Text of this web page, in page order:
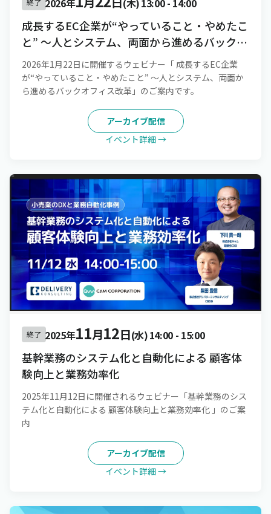
2026年 (木)13:00- 14:00
成長するEC企業が“やっていること・やめたこ
と” 〜人とシステム、両面から進めるバックオ
フィス改革
2026年1月22日に開催するウェビナー「 成長するEC企業
が“やっていること・やめたこと” 〜人とシステム、両面か
ら進めるバックオフィス改革」のご案内です。
アーカイブ配信
イベント詳細 →
終了 2025年11月12日(水)14:00- 15:00
基幹業務のシステム化と自動化による 顧客体
験向上と業務効率化
2025年11月12日に開催されるウェビナー「基幹業務のシス
テム化と自動化による 顧客体験向上と業務効率化 」のご案
内
アーカイブ配信
イベント詳細 →